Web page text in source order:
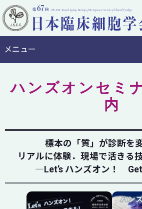
メニュー
ハンズオンセミ
内
標本の「質」が診断を
リアルに体験．現場で活きる
―Let’s ハンズオン！